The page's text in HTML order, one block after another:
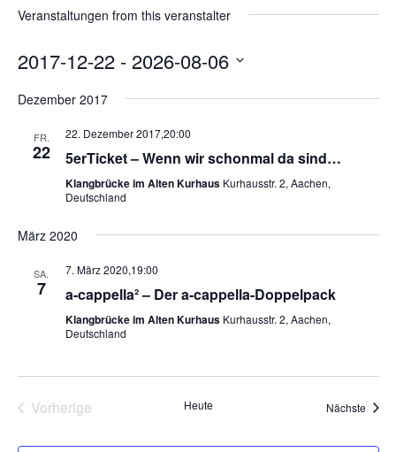
Veranstaltungen from this veranstalter
2017-12-22 - 2026-08-06
wählen.
Dezember 2017
FR.
22
22. Dezember 2017,20:00
5erTicket – Wenn wir schonmal da sind…
Klangbrücke im Alten Kurhaus Kurhausstr. 2, Aachen,
Deutschland
März 2020
SA.
7
7. März 2020,19:00
a-cappella² – Der a-cappella-Doppelpack
Klangbrücke im Alten Kurhaus Kurhausstr. 2, Aachen,
Deutschland
Vorherige
Heute Nächste